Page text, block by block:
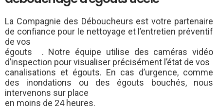
La Compagnie des Déboucheurs est votre partenaire
de confiance pour le nettoyage et l’entretien préventif
de vos
égouts . Notre équipe utilise des caméras vidéo
d’inspection pour visualiser précisément l’état de vos
canalisations et égouts. En cas d’urgence, comme
des inondations ou des égouts bouchés, nous
intervenons sur place
en moins de 24 heures.